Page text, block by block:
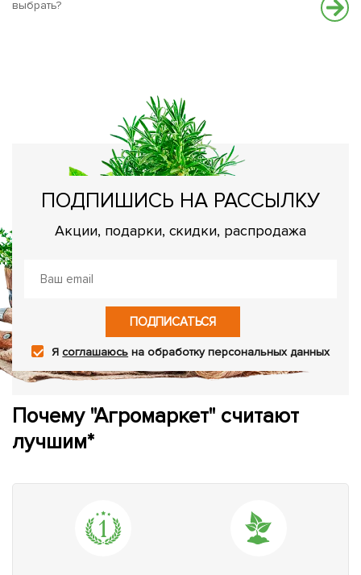
выбрать?
ПОДПИШИСЬ НА РАССЫЛКУ
Акции, подарки, скидки, распродажа
ПОДПИСАТЬСЯ
Ясоглашаюсь на обработку персональных данных
Почему "Агромаркет" считают
лучшим*